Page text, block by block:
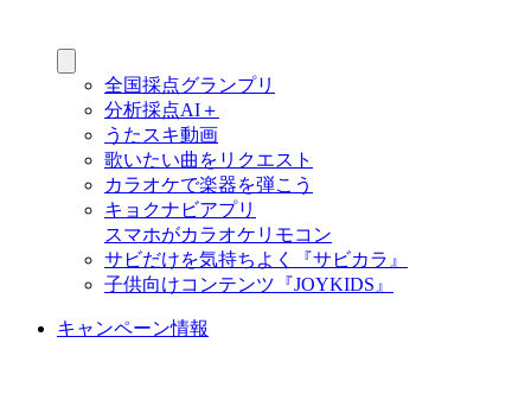
全国採点グランプリ
分析採点AI＋
うたスキ動画
歌いたい曲をリクエスト
カラオケで楽器を弾こう
キョクナビアプリ
スマホがカラオケリモコン
サビだけを気持ちよく『サビカラ』
子供向けコンテンツ『JOYKIDS』
キャンペーン情報